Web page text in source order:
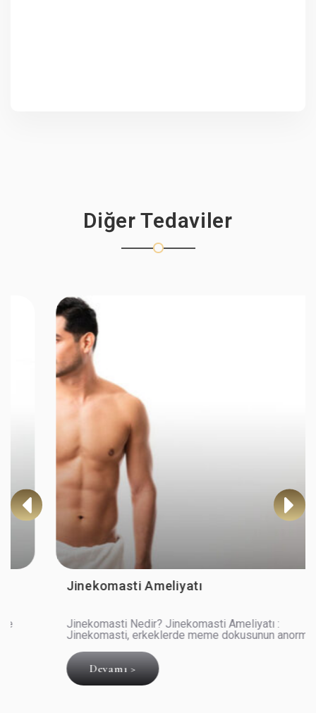
Diğer Tedaviler
Jinekomasti Ameliyatı
Jinekomasti Nedir? Jinekomasti Ameliyatı :
Jinekomasti, erkeklerde meme dokusunun anormal
Genellik..
Devamı >